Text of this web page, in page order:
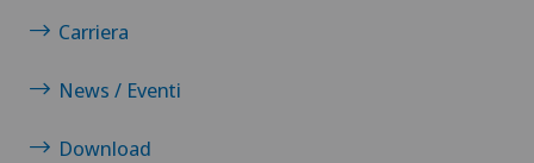
Carriera
News / Eventi
Download